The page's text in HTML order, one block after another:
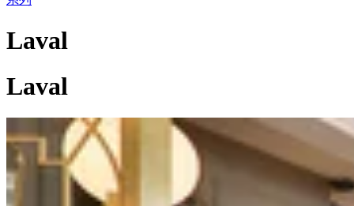
Laval
Laval